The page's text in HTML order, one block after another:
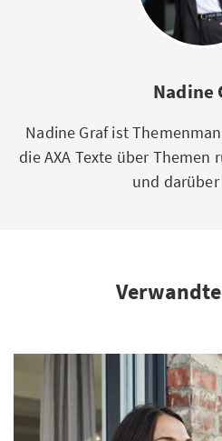
Nadine
Nadine Graf ist
die AXA Texte über Themen
und